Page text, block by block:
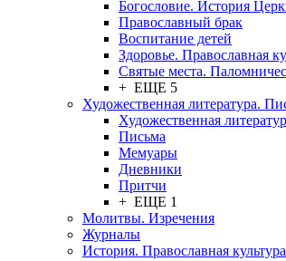
Богословие. История
Православный брак
Воспитание детей
Здоровье. Православная
Святые места.
+ ЕЩЕ 5
Художественная литература.
Художественная
Письма
Мемуары
Дневники
Притчи
+ ЕЩЕ 1
Молитвы. Изречения
Журналы
История. Православная